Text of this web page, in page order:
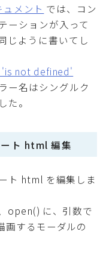
メント では、コン
ーションが入って
じように書いてし
not defined'
ー名はシングルク
た。
ト html 編集
ト html を編集しま
open() に、引数で
画するモーダルの